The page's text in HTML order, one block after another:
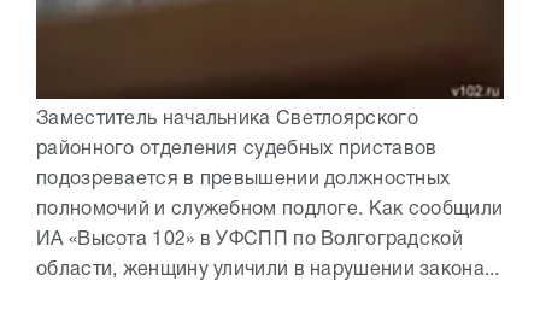
Заместитель начальника Светлоярского
районного отделения судебных приставов
подозревается в превышении должностных
полномочий и служебном подлоге. Как сообщили
ИА «Высота 102» в УФСПП по Волгоградской
области, женщину уличили в нарушении закона...